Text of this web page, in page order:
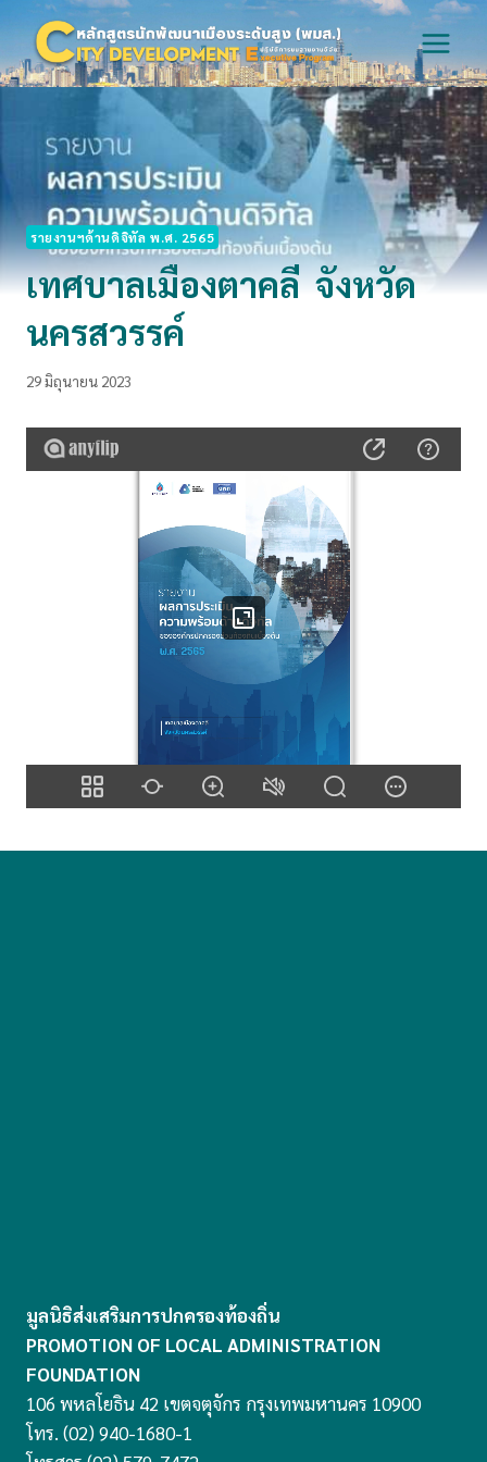
content
รายงานฯด้านดิจิทัล พ.ศ. 2565
เทศบาลเมืองตาคลี จังหวัด
นครสวรรค์
29 มิถุนายน 2023
มูลนิธิส่งเสริมการปกครองท้องถิ่น
PROMOTION OF LOCAL ADMINISTRATION
FOUNDATION
106 พหลโยธิน 42 เขตจตุจักร กรุงเทพมหานคร 10900
โทร. (02) 940-1680-1